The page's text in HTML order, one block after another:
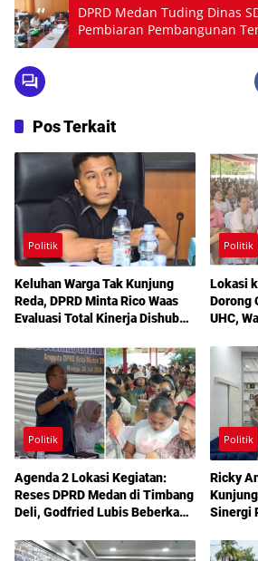
DPRD Medan Tuding Dinas
Pembiaran Pembangunan
Perumahan Mewah
Pos Terkait
Politik
Keluhan Warga Tak Kunjung
Reda, DPRD Minta Rico Waas
Evaluasi Total Kinerja Dishub
Politik
Lokasi
Dorong
UHC,
Politik
Agenda 2 Lokasi Kegiatan:
Reses DPRD Medan di Timbang
Deli, Godfried Lubis Beberkan
Layanan Kesehatan Gratis
Politik
Ricky
Sinergi